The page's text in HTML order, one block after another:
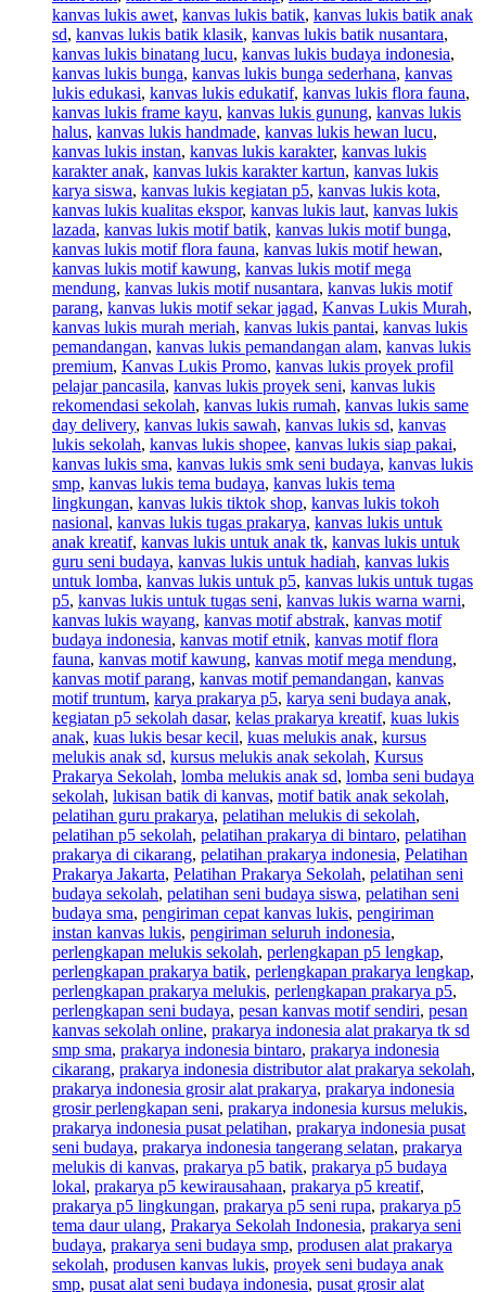
kanvas lukis awet, kanvas lukis batik, kanvas lukis batik anak
sd, kanvas lukis batik klasik, kanvas lukis batik nusantara,
kanvas lukis binatang lucu, kanvas lukis budaya indonesia,
kanvas lukis bunga, kanvas lukis bunga sederhana, kanvas
lukis edukasi, kanvas lukis edukatif, kanvas lukis flora fauna,
kanvas lukis frame kayu, kanvas lukis gunung, kanvas lukis
halus, kanvas lukis handmade, kanvas lukis hewan lucu,
kanvas lukis instan, kanvas lukis karakter, kanvas lukis
karakter anak, kanvas lukis karakter kartun, kanvas lukis
karya siswa, kanvas lukis kegiatan p5, kanvas lukis kota,
kanvas lukis kualitas ekspor, kanvas lukis laut, kanvas lukis
lazada, kanvas lukis motif batik, kanvas lukis motif bunga,
kanvas lukis motif flora fauna, kanvas lukis motif hewan,
kanvas lukis motif kawung, kanvas lukis motif mega
mendung, kanvas lukis motif nusantara, kanvas lukis motif
parang, kanvas lukis motif sekar jagad, Kanvas Lukis Murah,
kanvas lukis murah meriah, kanvas lukis pantai, kanvas lukis
pemandangan, kanvas lukis pemandangan alam, kanvas lukis
premium, Kanvas Lukis Promo, kanvas lukis proyek profil
pelajar pancasila, kanvas lukis proyek seni, kanvas lukis
rekomendasi sekolah, kanvas lukis rumah, kanvas lukis same
day delivery, kanvas lukis sawah, kanvas lukis sd, kanvas
lukis sekolah, kanvas lukis shopee, kanvas lukis siap pakai,
kanvas lukis sma, kanvas lukis smk seni budaya, kanvas lukis
smp, kanvas lukis tema budaya, kanvas lukis tema
lingkungan, kanvas lukis tiktok shop, kanvas lukis tokoh
nasional, kanvas lukis tugas prakarya, kanvas lukis untuk
anak kreatif, kanvas lukis untuk anak tk, kanvas lukis untuk
guru seni budaya, kanvas lukis untuk hadiah, kanvas lukis
untuk lomba, kanvas lukis untuk p5, kanvas lukis untuk tugas
p5, kanvas lukis untuk tugas seni, kanvas lukis warna warni,
kanvas lukis wayang, kanvas motif abstrak, kanvas motif
budaya indonesia, kanvas motif etnik, kanvas motif flora
fauna, kanvas motif kawung, kanvas motif mega mendung,
kanvas motif parang, kanvas motif pemandangan, kanvas
motif truntum, karya prakarya p5, karya seni budaya anak,
kegiatan p5 sekolah dasar, kelas prakarya kreatif, kuas lukis
anak, kuas lukis besar kecil, kuas melukis anak, kursus
melukis anak sd, kursus melukis anak sekolah, Kursus
Prakarya Sekolah, lomba melukis anak sd, lomba seni budaya
sekolah, lukisan batik di kanvas, motif batik anak sekolah,
pelatihan guru prakarya, pelatihan melukis di sekolah,
pelatihan p5 sekolah, pelatihan prakarya di bintaro, pelatihan
prakarya di cikarang, pelatihan prakarya indonesia, Pelatihan
Prakarya Jakarta, Pelatihan Prakarya Sekolah, pelatihan seni
budaya sekolah, pelatihan seni budaya siswa, pelatihan seni
budaya sma, pengiriman cepat kanvas lukis, pengiriman
instan kanvas lukis, pengiriman seluruh indonesia,
perlengkapan melukis sekolah, perlengkapan p5 lengkap,
perlengkapan prakarya batik, perlengkapan prakarya lengkap,
perlengkapan prakarya melukis, perlengkapan prakarya p5,
perlengkapan seni budaya, pesan kanvas motif sendiri, pesan
kanvas sekolah online, prakarya indonesia alat prakarya tk sd
smp sma, prakarya indonesia bintaro, prakarya indonesia
cikarang, prakarya indonesia distributor alat prakarya sekolah,
prakarya indonesia grosir alat prakarya, prakarya indonesia
grosir perlengkapan seni, prakarya indonesia kursus melukis,
prakarya indonesia pusat pelatihan, prakarya indonesia pusat
seni budaya, prakarya indonesia tangerang selatan, prakarya
melukis di kanvas, prakarya p5 batik, prakarya p5 budaya
lokal, prakarya p5 kewirausahaan, prakarya p5 kreatif,
prakarya p5 lingkungan, prakarya p5 seni rupa, prakarya p5
tema daur ulang, Prakarya Sekolah Indonesia, prakarya seni
budaya, prakarya seni budaya smp, produsen alat prakarya
sekolah, produsen kanvas lukis, proyek seni budaya anak
smp, pusat alat seni budaya indonesia, pusat grosir alat